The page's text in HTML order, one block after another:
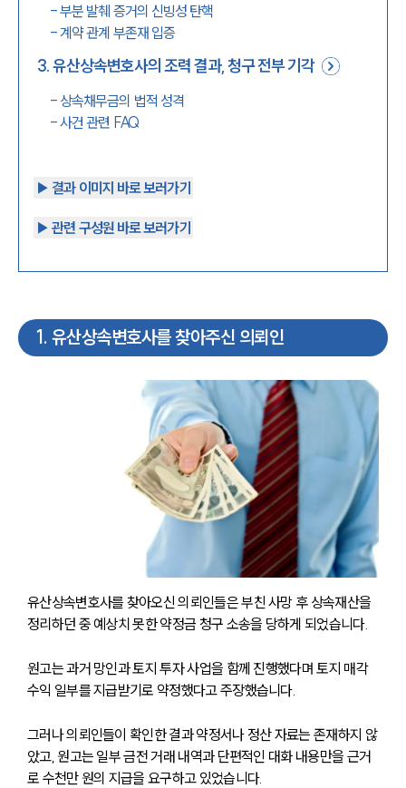
-부분 발췌 증거의 신빙성 탄핵
-계약 관계 부존재 입증
3.유산상속변호사의 조력 결과, 청구 전부 기각
- 상속채무금의 법적 성격
-사건 관련 FAQ
▶︎ 결과 이미지 바로 보러가기
▶︎ 관련 구성원 바로 보러가기
1 . 유산상속변호사를 찾아주신 의뢰인
유산상속변호사를 찾아오신 의뢰인들은 부친 사망 후 상속재산을
정리하던 중 예상치 못한 약정금 청구 소송을 당하게 되었습니다.
원고는 과거 망인과 토지 투자 사업을 함께 진행했다며 토지 매각
수익 일부를 지급받기로 약정했다고 주장했습니다.
그러나 의뢰인들이 확인한 결과 약정서나 정산 자료는 존재하지 않
았고, 원고는 일부 금전 거래 내역과 단편적인 대화 내용만을 근거
로 수천만 원의 지급을 요구하고 있었습니다.